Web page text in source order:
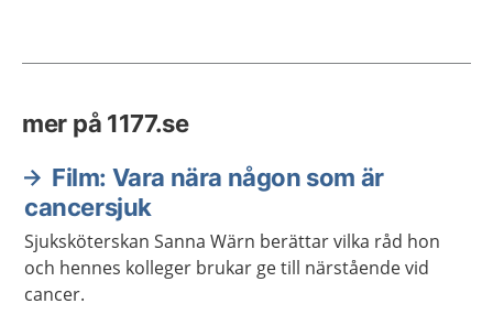
mer på 1177.se
Film: Vara nära någon som är
cancersjuk
Sjuksköterskan Sanna Wärn berättar vilka råd hon
och hennes kolleger brukar ge till närstående vid
cancer.